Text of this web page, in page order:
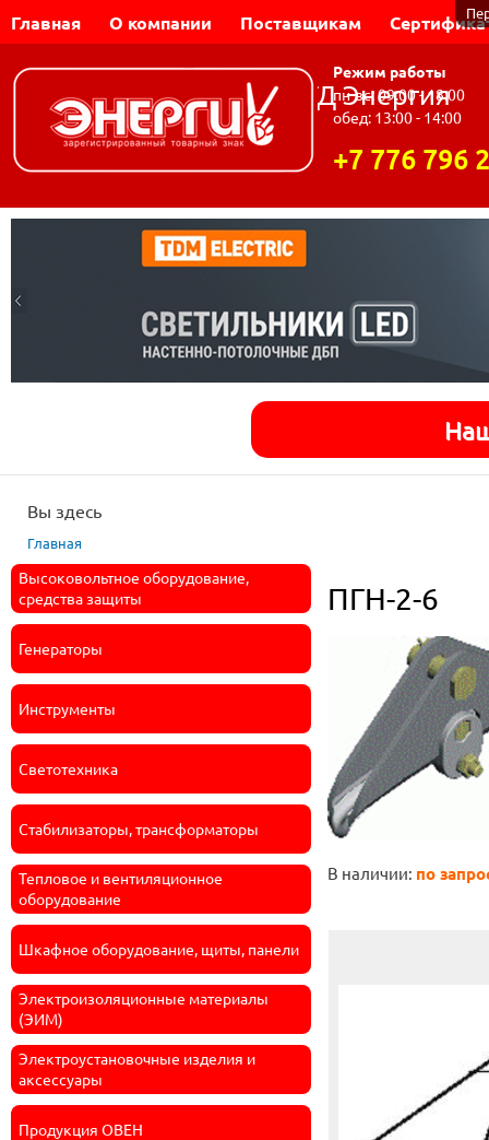
Главная О компании Поставщикам
Режим работы
пн-вс: 09:00 - 18:00
обед: 13:00 - 14:00
+7 776 796
Динар-Электромаш | ТД Энергия
Вы здесь
Главная
Высоковольтное оборудование,
средства защиты
Генераторы
Инструменты
Светотехника
Стабилизаторы, трансформаторы
Тепловое и вентиляционное
оборудование
Шкафное оборудование, щиты, панели
Электроизоляционные материалы
(ЭИМ)
Электроустановочные изделия и
аксессуары
Продукция ОВЕН
ПГН-2-6
В наличии: по